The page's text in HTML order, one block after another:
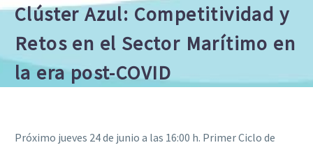
Clúster Azul: Competitividad y
Retos en el Sector Marítimo en
la era post-COVID
Próximo jueves 24 de junio a las 16:00 h. Primer Ciclo de